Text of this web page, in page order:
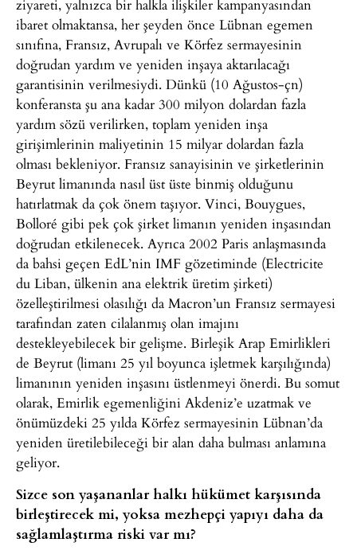
ziyareti, yalnızca bir halkla ilişkiler kampanyasından
ibaret olmaktansa, her şeyden önce Lübnan egemen
sınıfına, Fransız, Avrupalı ve Körfez sermayesinin
doğrudan yardım ve yeniden inşaya aktarılacağı
garantisinin verilmesiydi. Dünkü (10 Ağustos-çn)
konferansta şu ana kadar 300 milyon dolardan fazla
yardım sözü verilirken, toplam yeniden inşa
girişimlerinin maliyetinin 15 milyar dolardan fazla
olması bekleniyor. Fransız sanayisinin ve şirketlerinin
Beyrut limanında nasıl üst üste binmiş olduğunu
hatırlatmak da çok önem taşıyor. Vinci, Bouygues,
Bolloré gibi pek çok şirket limanın yeniden inşasından
doğrudan etkilenecek. Ayrıca 2002 Paris anlaşmasında
da bahsi geçen EdL’nin IMF gözetiminde (Electricite
du Liban, ülkenin ana elektrik üretim şirketi)
özelleştirilmesi olasılığı da Macron’un Fransız sermayesi
tarafından zaten cilalanmış olan imajını
destekleyebilecek bir gelişme. Birleşik Arap Emirlikleri
de Beyrut (limanı 25 yıl boyunca işletmek karşılığında)
limanının yeniden inşasını üstlenmeyi önerdi. Bu somut
olarak, Emirlik egemenliğini Akdeniz’e uzatmak ve
önümüzdeki 25 yılda Körfez sermayesinin Lübnan’da
yeniden üretilebileceği bir alan daha bulması anlamına
geliyor.
Sizce son yaşananlar halkı hükümet karşısında
birleştirecek mi, yoksa mezhepçi yapıyı daha da
sağlamlaştırma riski var mı?